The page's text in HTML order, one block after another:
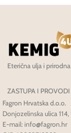
Eterična ulja i
ZASTUPA I PROVODI
Fagron Hrvatska d.o.o.
Donjozelinska ulica
E-mail: info@fagron.hr